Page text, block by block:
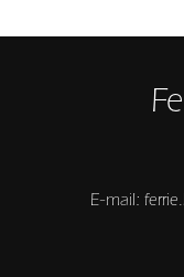
E-mail: